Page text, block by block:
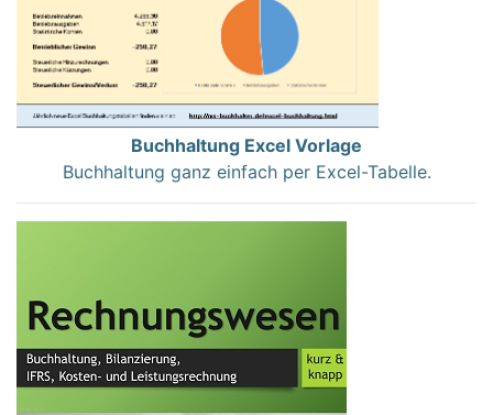
Buchhaltung Excel Vorlage
Buchhaltung ganz einfach per Excel-Tabelle.